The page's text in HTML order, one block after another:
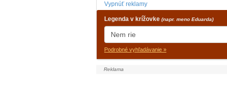
Vypnúť reklamy
Legenda v krížovke (napr. meno Eduarda)
Podrobné vyhľadávanie »